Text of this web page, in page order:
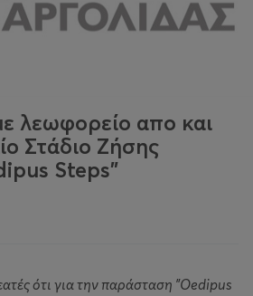
λεωφορείο απο και
Στάδιο Ζήσης
Steps"
ότι για την παράσταση "Oedipus